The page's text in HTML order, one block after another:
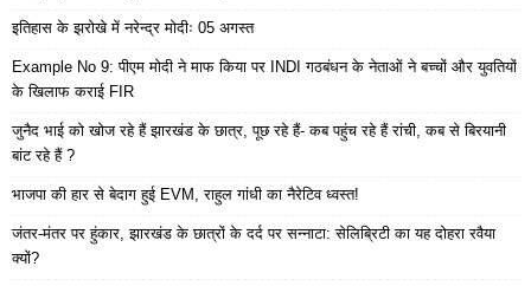
इतिहास के झरोखे में नरेन्द्र मोदीः 05 अगस्त
Example No 9: पीएम मोदी ने माफ किया पर INDI गठबंधन के नेताओं ने बच्चों और युवतियों
के खिलाफ कराई FIR
जुनैद भाई को खोज रहे हैं झारखंड के छात्र, पूछ रहे हैं- कब पहुंच रहे हैं रांची, कब से बिरयानी
बांट रहे हैं ?
भाजपा की हार से बेदाग हुई EVM, राहुल गांधी का नैरेटिव ध्वस्त!
जंतर-मंतर पर हुंकार, झारखंड के छात्रों के दर्द पर सन्नाटा: सेलिब्रिटी का यह दोहरा रवैया
क्यों?